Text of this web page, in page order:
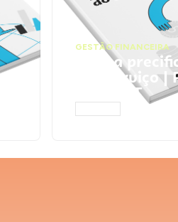
GESTÃO FINANCEIRA
Faça a
seu serviço
ChatGPT